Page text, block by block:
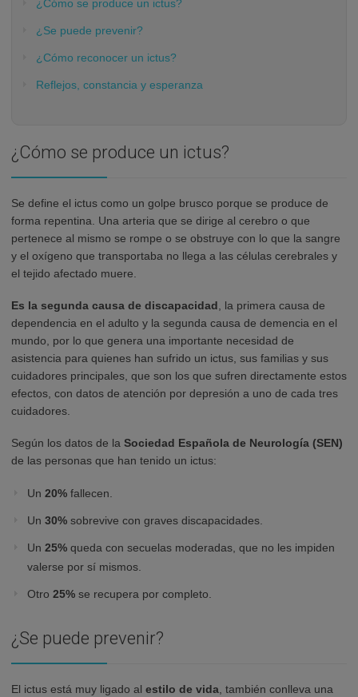
¿Cómo se produce un ictus?
¿Se puede prevenir?
¿Cómo reconocer un ictus?
Reflejos, constancia y esperanza
¿Cómo se produce un ictus?
Se define el ictus como un golpe brusco porque se produce de
forma repentina. Una arteria que se dirige al cerebro o que
pertenece al mismo se rompe o se obstruye con lo que la sangre
y el oxígeno que transportaba no llega a las células cerebrales y
el tejido afectado muere.
Es la segunda causa de discapacidad , la primera causa de
dependencia en el adulto y la segunda causa de demencia en el
mundo, por lo que genera una importante necesidad de
asistencia para quienes han sufrido un ictus, sus familias y sus
cuidadores principales, que son los que sufren directamente estos
efectos, con datos de atención por depresión a uno de cada tres
cuidadores.
Según los datos de la Sociedad Española de Neurología (SEN)
de las personas que han tenido un ictus:
Un 20% fallecen.
Un 30% sobrevive con graves discapacidades.
Un 25% queda con secuelas moderadas, que no les impiden
valerse por sí mismos.
Otro 25% se recupera por completo.
¿Se puede prevenir?
El ictus está muy ligado al estilo de vida , también conlleva una